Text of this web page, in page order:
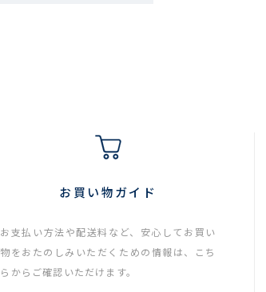
お買い物ガイド
お支払い方法や配送料など、安心してお買い
物をおたのしみいただくための情報は、こち
らからご確認いただけます。